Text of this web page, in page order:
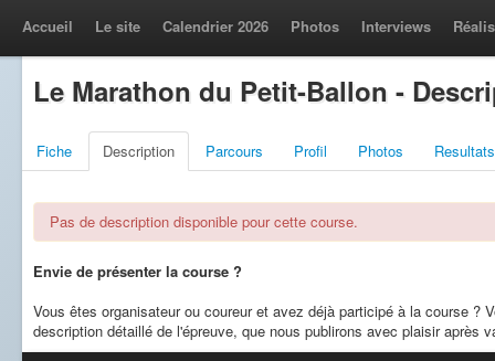
Accueil Le site Calendrier 2026 Photos Interviews
Le Marathon du Petit-Ballon -
Fiche Description Parcours Profil Photos Resultats
Pas de description disponible pour cette course.
Envie de présenter la course ?
Vous êtes organisateur ou coureur et avez déjà participé à la course ?
description détaillé de l'épreuve, que nous publirons avec plaisir après